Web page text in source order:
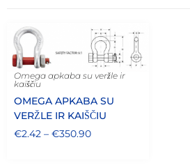
Omega apkaba su veržle ir
kaiščiu
OMEGA APKABA SU
VERŽLE IR KAIŠČIU
€2.42 – €350.90